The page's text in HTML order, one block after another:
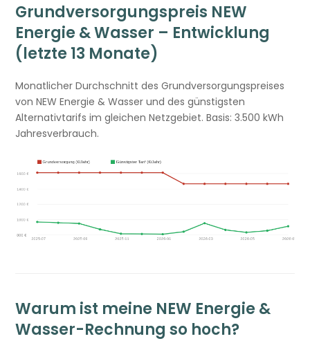
Grundversorgungspreis NEW
Energie & Wasser – Entwicklung
(letzte 13 Monate)
Monatlicher Durchschnitt des Grundversorgungspreises
von NEW Energie & Wasser und des günstigsten
Alternativtarifs im gleichen Netzgebiet. Basis: 3.500 kWh
Jahresverbrauch.
Warum ist meine NEW Energie &
Wasser-Rechnung so hoch?